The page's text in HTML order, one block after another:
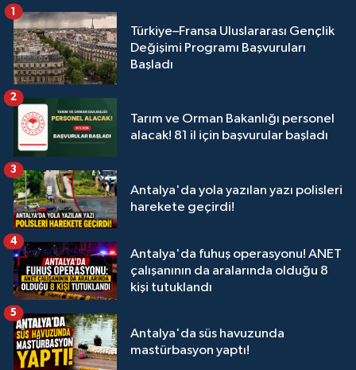
Türkiye–Fransa Uluslararası Gençlik
Değişimi Programı Başvuruları
Başladı
1
Tarım ve Orman Bakanlığı personel
alacak! 81 il için başvurular başladı
2
Antalya'da yola yazılan yazı polisleri
harekete geçirdi!
3
Antalya'da fuhuş operasyonu! ANET
çalışanının da aralarında olduğu 8
kişi tutuklandı
4
Antalya'da süs havuzunda
mastürbasyon yaptı!
5